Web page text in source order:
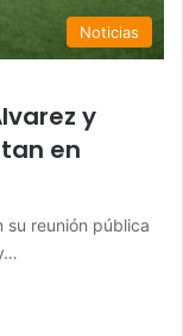
Noticias
y
en
su reunión pública